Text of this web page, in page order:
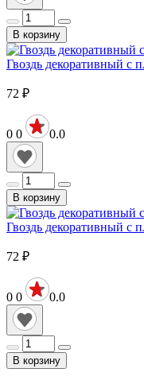
В корзину
Гвоздь декоративный с
72 ₽
0 0 0.0
В корзину
Гвоздь декоративный с
72 ₽
0 0 0.0
В корзину